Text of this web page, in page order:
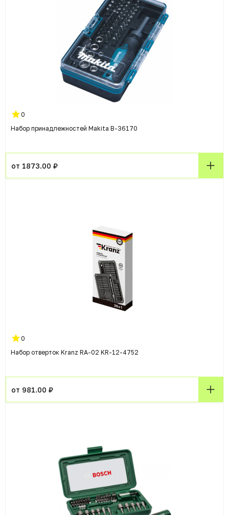
0
Набор принадлежностей Makita B-36170
от 1873.00 ₽
0
Набор отверток Kranz RA-02 KR-12-4752
от 981.00 ₽